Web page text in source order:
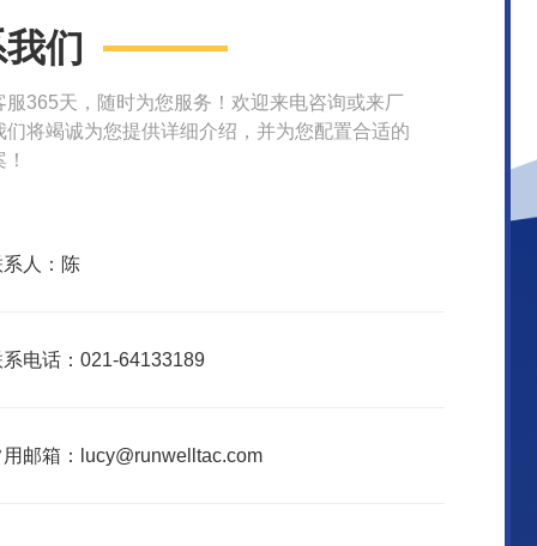
们
服365天，随时为您服务！欢迎来电咨询或来厂
们将竭诚为您提供详细介绍，并为您配置合适的
系人：陈
系电话：021-64133189
用邮箱：lucy@runwelltac.com